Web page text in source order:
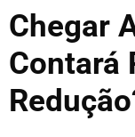
Chegar
Contará